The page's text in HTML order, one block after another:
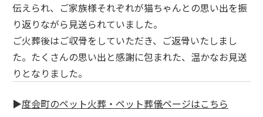
伝えられ、ご家族様それぞれが猫ちゃんとの思い出を振
り返りながら見送られていました。
ご火葬後はご収骨をしていただき、ご返骨いたしまし
た。たくさんの思い出と感謝に包まれた、温かなお見送
りとなりました。
▶度会町のペット火葬・ペット葬儀ページはこちら